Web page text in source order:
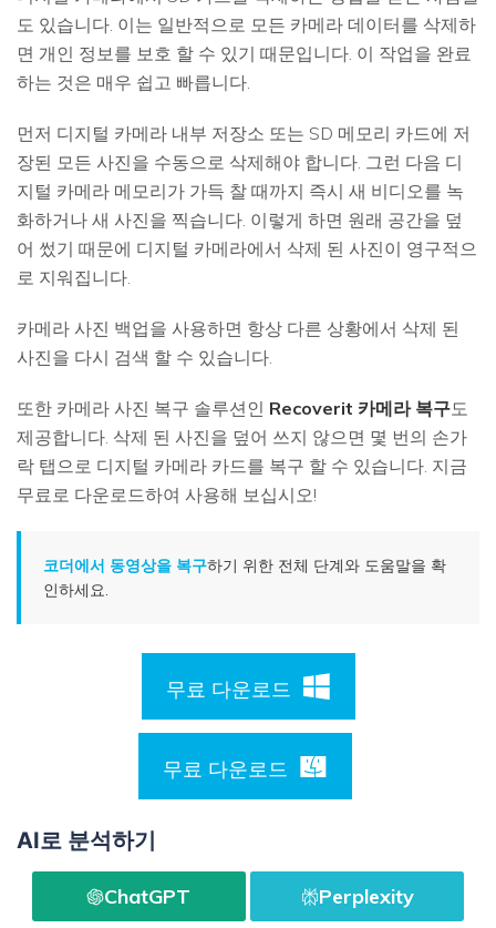
도 있습니다. 이는 일반적으로 모든 카메라 데이터를 삭제하
면 개인 정보를 보호 할 수 있기 때문입니다. 이 작업을 완료
하는 것은 매우 쉽고 빠릅니다.
먼저 디지털 카메라 내부 저장소 또는 SD 메모리 카드에 저
장된 모든 사진을 수동으로 삭제해야 합니다. 그런 다음 디
지털 카메라 메모리가 가득 찰 때까지 즉시 새 비디오를 녹
화하거나 새 사진을 찍습니다. 이렇게 하면 원래 공간을 덮
어 썼기 때문에 디지털 카메라에서 삭제 된 사진이 영구적으
로 지워집니다.
카메라 사진 백업을 사용하면 항상 다른 상황에서 삭제 된
사진을 다시 검색 할 수 있습니다.
또한 카메라 사진 복구 솔루션인 Recoverit 카메라 복구도
제공합니다. 삭제 된 사진을 덮어 쓰지 않으면 몇 번의 손가
락 탭으로 디지털 카메라 카드를 복구 할 수 있습니다. 지금
무료로 다운로드하여 사용해 보십시오!
코더에서 동영상을 복구하기 위한 전체 단계와 도움말을 확
인하세요.
무료 다운로드
무료 다운로드
AI로 분석하기
ChatGPT Perplexity